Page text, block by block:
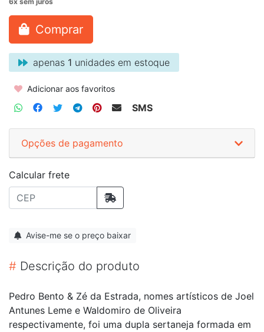
Comprar
apenas 1 unidades em estoque
Adicionar aos favoritos
SMS
Opções de pagamento
Calcular frete
Avise-me se o preço baixar
# Descrição do produto
Pedro Bento & Zé da Estrada, nomes artísticos de Joel
Antunes Leme e Waldomiro de Oliveira
respectivamente, foi uma dupla sertaneja formada em